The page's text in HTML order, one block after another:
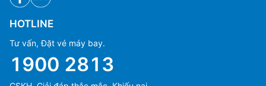
Sân bay Mus
Sân bay Kapadokya
Sân bay Sawan (SAW)
HOTLINE
Tư vấn, Đặt vé máy bay.
1900 2813